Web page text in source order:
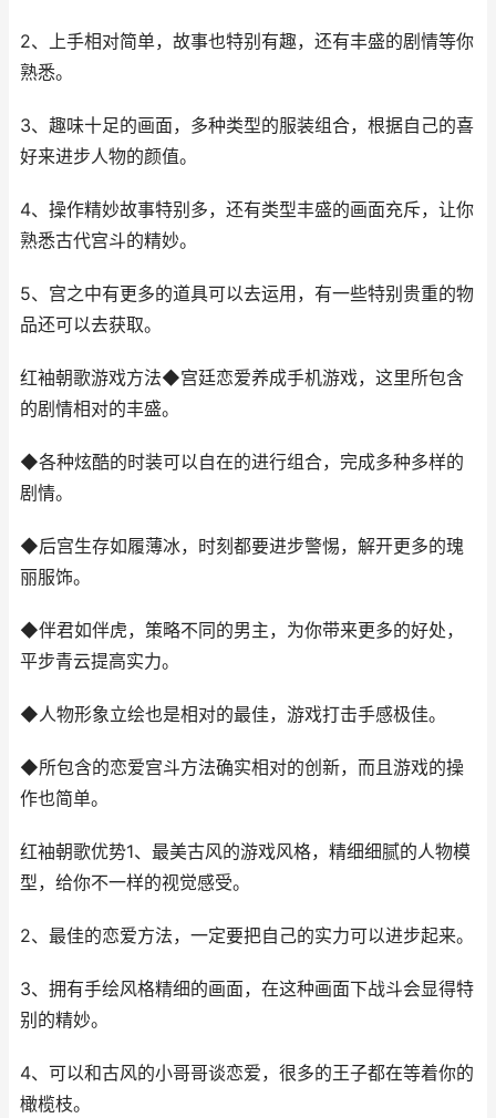
2、上手相对简单，故事也特别有趣，还有丰盛的剧情等你
熟悉。
3、趣味十足的画面，多种类型的服装组合，根据自己的喜
好来进步人物的颜值。
4、操作精妙故事特别多，还有类型丰盛的画面充斥，让你
熟悉古代宫斗的精妙。
5、宫之中有更多的道具可以去运用，有一些特别贵重的物
品还可以去获取。
红袖朝歌游戏方法◆宫廷恋爱养成手机游戏，这里所包含
的剧情相对的丰盛。
◆各种炫酷的时装可以自在的进行组合，完成多种多样的
剧情。
◆后宫生存如履薄冰，时刻都要进步警惕，解开更多的瑰
丽服饰。
◆伴君如伴虎，策略不同的男主，为你带来更多的好处，
平步青云提高实力。
◆人物形象立绘也是相对的最佳，游戏打击手感极佳。
◆所包含的恋爱宫斗方法确实相对的创新，而且游戏的操
作也简单。
红袖朝歌优势1、最美古风的游戏风格，精细细腻的人物模
型，给你不一样的视觉感受。
2、最佳的恋爱方法，一定要把自己的实力可以进步起来。
3、拥有手绘风格精细的画面，在这种画面下战斗会显得特
别的精妙。
4、可以和古风的小哥哥谈恋爱，很多的王子都在等着你的
橄榄枝。